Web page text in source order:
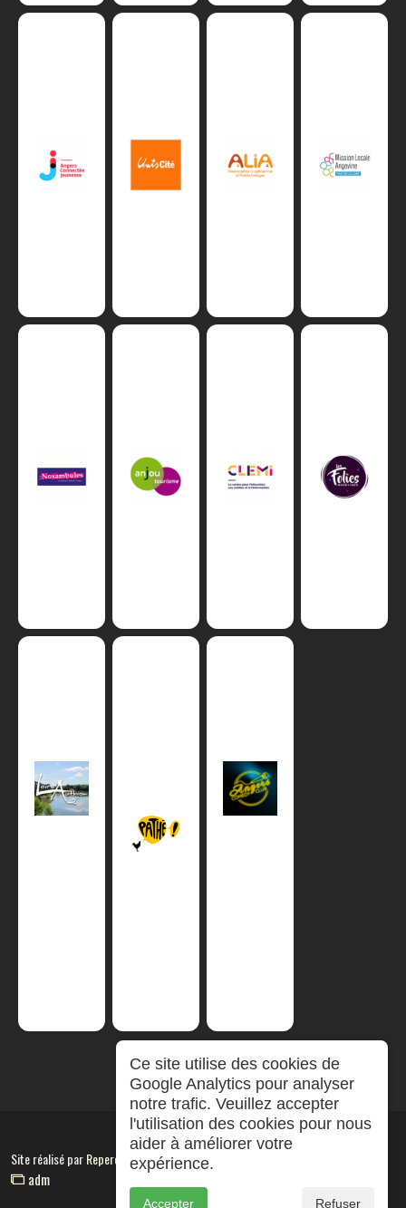
Site réalisé parRepereCom
adm
Ce site utilise des cookies de
Google Analytics pour analyser
notre trafic. Veuillez accepter
l'utilisation des cookies pour nous
aider à améliorer votre
expérience.
Accepter Refuser